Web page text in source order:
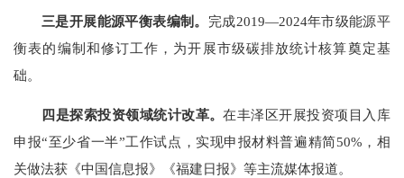
三是开展能源平衡表编制。 完成2019—2024年市级能源平
衡表的编制和修订工作，为开展市级碳排放统计核算奠定基
础。
四是探索投资领域统计改革。在丰泽区开展投资项目入库
申报“至少省一半”工作试点，实现申报材料普遍精简50% ，相
关做法获《中国信息报》《福建日报》等主流媒体报道。